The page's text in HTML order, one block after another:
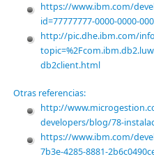
https://www.ibm.com/
id=77777777-0000-0000-
http://pic.dhe.ibm.com/
db2client.html
Otras referencias:
http://
developers/blog/78-
https://www.ibm.com/
7b3e-4285-8881-